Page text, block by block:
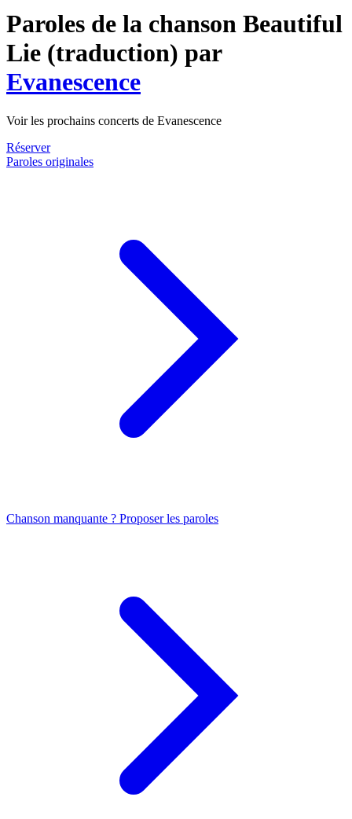
Paroles de la chanson Beautiful
Lie (traduction) par
Evanescence
Voir les prochains concerts de Evanescence
Réserver
Paroles originales
Chanson manquante ? Proposer les paroles